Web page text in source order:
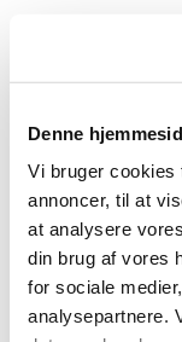
Denne
Vi bruger cookies
annoncer, til at
at analysere
din brug af vores
for sociale
analysepartnere.